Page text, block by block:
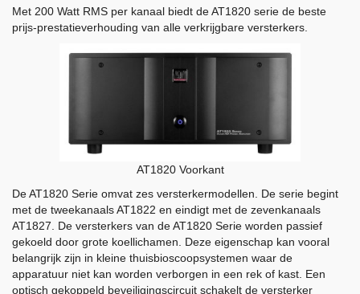
Met 200 Watt RMS per kanaal biedt de AT1820 serie de beste
prijs-prestatieverhouding van alle verkrijgbare versterkers.
AT1820 Voorkant
De AT1820 Serie omvat zes versterkermodellen. De serie begint
met de tweekanaals AT1822 en eindigt met de zevenkanaals
AT1827. De versterkers van de AT1820 Serie worden passief
gekoeld door grote koellichamen. Deze eigenschap kan vooral
belangrijk zijn in kleine thuisbioscoopsystemen waar de
apparatuur niet kan worden verborgen in een rek of kast. Een
optisch gekoppeld beveiligingscircuit schakelt de versterker